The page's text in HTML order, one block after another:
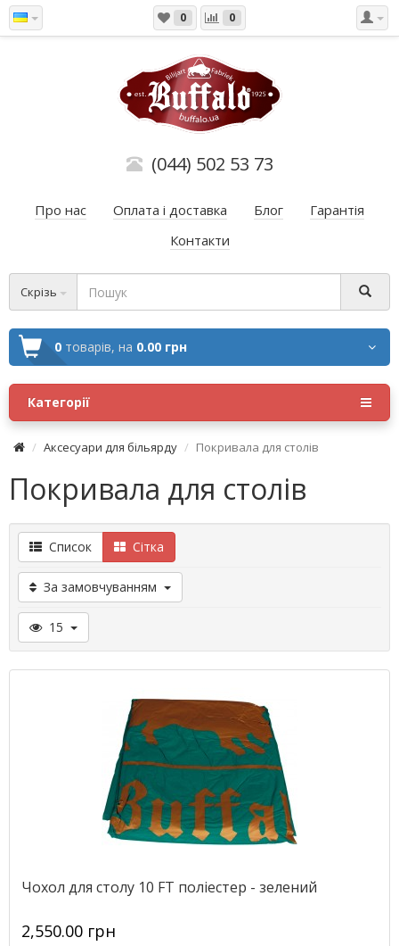
0 0
(044) 502 53 73
Про нас Оплата і доставка Блог
Гарантія
Контакти
Скрізь
0 товарів, на 0.00 грн
Категорії
Аксесуари для більярду Покривала для столів
Покривала для столів
Список Сітка
За замовчуванням
15
Чохол для столу 10 FT поліестер - зелений
2,550.00 грн